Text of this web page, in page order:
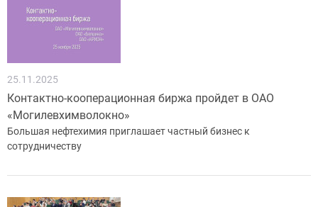
25.11.2025
Контактно-кооперационная биржа пройдет в ОАО
«Могилевхимволокно»
Большая нефтехимия приглашает частный бизнес к
сотрудничеству